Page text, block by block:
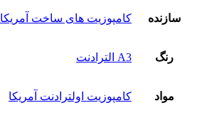
سازنده کامپوزیت های ساخت آمریکا
رنگ A3 الترادنت
مواد کامپوزیت اولترادنت آمریکا